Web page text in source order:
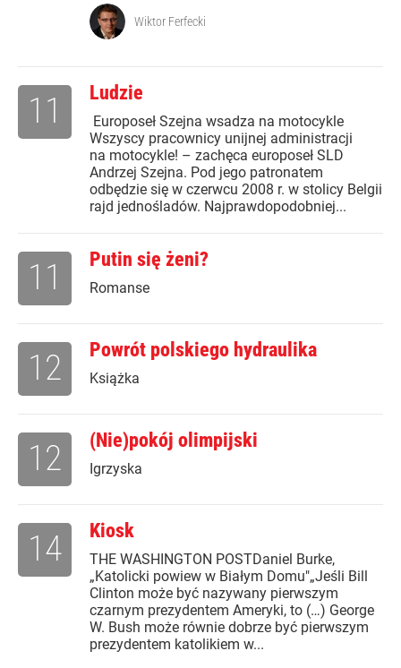
Wiktor Ferfecki
Ludzie
Europoseł Szejna wsadza na motocykle
Wszyscy pracownicy unijnej administracji
na motocykle! – zachęca europoseł SLD
Andrzej Szejna. Pod jego patronatem
odbędzie się w czerwcu 2008 r. w stolicy Belgii
rajd jednośladów. Najprawdopodobniej...
11
Putin się żeni?
Romanse
11
Powrót polskiego hydraulika
Książka
12
(Nie)pokój olimpijski
Igrzyska
12
Kiosk
THE WASHINGTON POSTDaniel Burke,
„Katolicki powiew w Białym Domu"„Jeśli Bill
Clinton może być nazywany pierwszym
czarnym prezydentem Ameryki, to (…) George
W. Bush może równie dobrze być pierwszym
prezydentem katolikiem w...
14